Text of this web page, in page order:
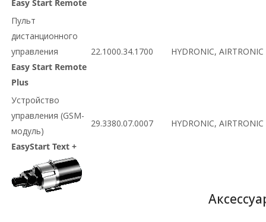
Easy Start Remote
Пульт
дистанционного
управления
Easy Start Remote
Plus
22.1000.34.1700 HYDRONIC, AIRTRONIC
Устройство
управления (GSM-
модуль)
EasyStart Text +
29.3380.07.0007 HYDRONIC, AIRTRONIC